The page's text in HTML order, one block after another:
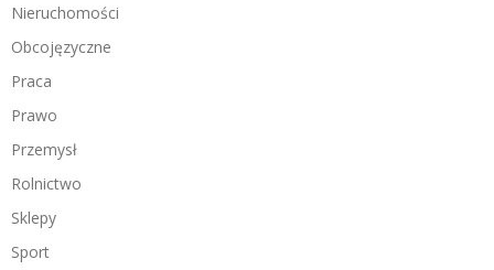
Nieruchomości
Obcojęzyczne
Praca
Prawo
Przemysł
Rolnictwo
Sklepy
Sport